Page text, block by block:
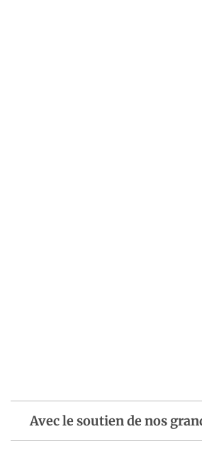
Avec le soutien de nos